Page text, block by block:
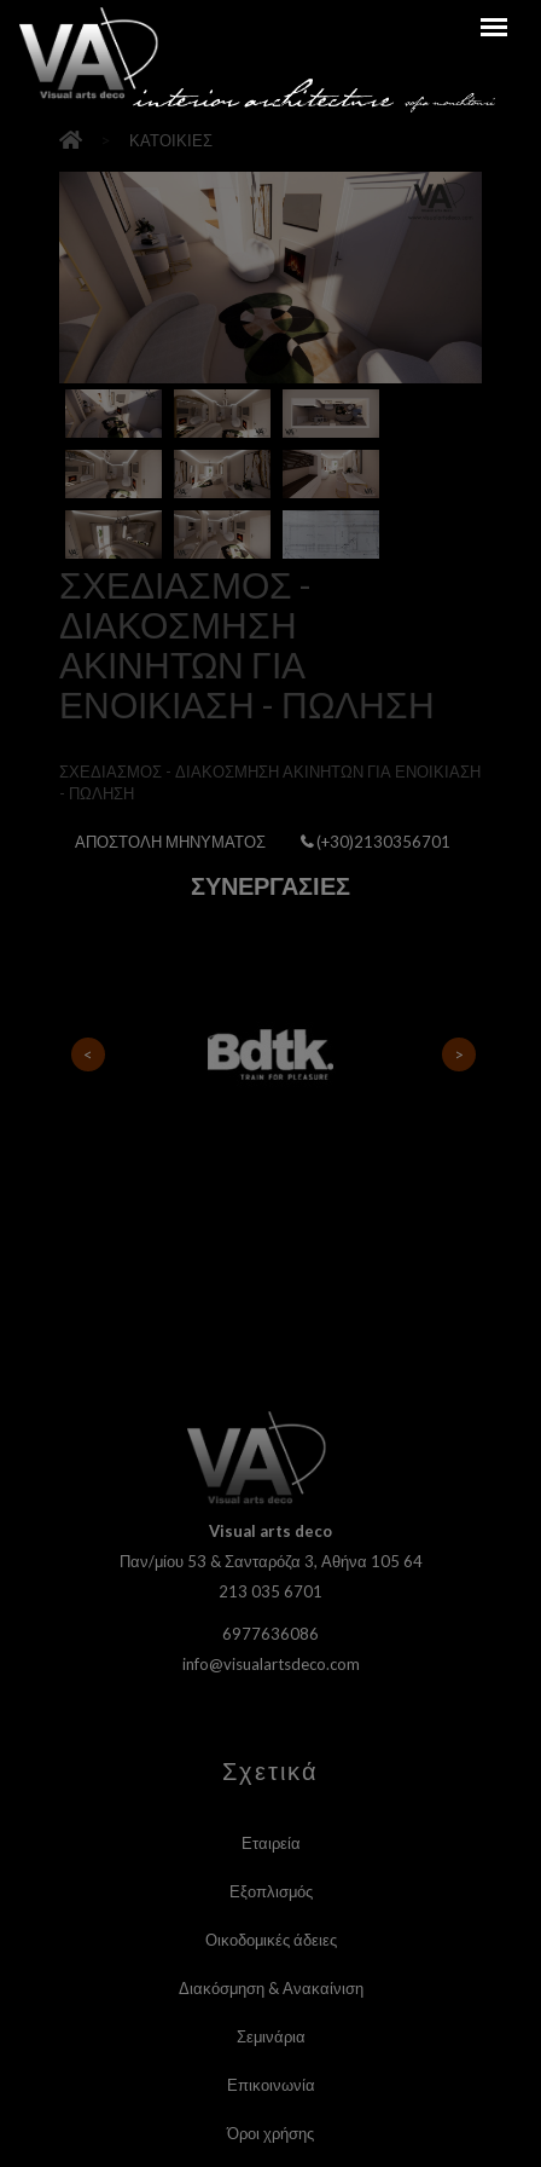
ΚΑΤΟΙΚΙΕΣ
ΣΧΕΔΙΑΣΜΟΣ -
ΔΙΑΚΟΣΜΗΣΗ
ΑΚΙΝΗΤΩΝ ΓΙΑ
ΕΝΟΙΚΙΑΣΗ - ΠΩΛΗΣΗ
ΣΧΕΔΙΑΣΜΟΣ - ΔΙΑΚΟΣΜΗΣΗ ΑΚΙΝΗΤΩΝ ΓΙΑ ΕΝΟΙΚΙΑΣΗ
- ΠΩΛΗΣΗ
ΑΠΟΣΤΟΛΗ ΜΗΝΥΜΑΤΟΣ (+30)2130356701
ΣΥΝΕΡΓΑΣΙΕΣ
Visual arts deco
Παν/μίου 53 & Σανταρόζα 3, Αθήνα 105 64
213 035 6701
6977636086
info@visualartsdeco.com
Σχετικά
Εταιρεία
Εξοπλισμός
Οικοδομικές άδειες
Διακόσμηση & Ανακαίνιση
Σεμινάρια
Επικοινωνία
Όροι χρήσης